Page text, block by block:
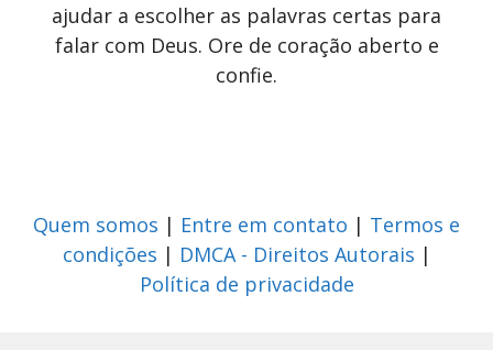
ajudar a escolher as palavras certas para
falar com Deus. Ore de coração aberto e
confie.
Quem somos | Entre em contato | Termos e
condições | DMCA - Direitos Autorais |
Política de privacidade